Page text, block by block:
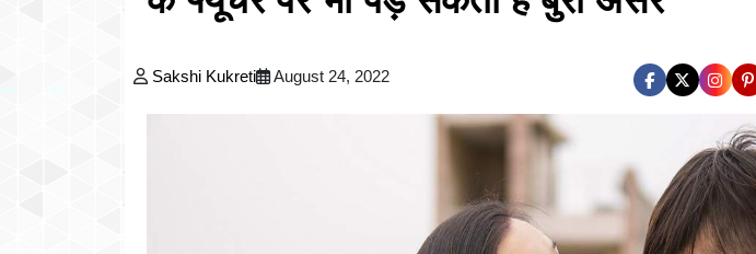
Sakshi Kukreti August 24, 2022